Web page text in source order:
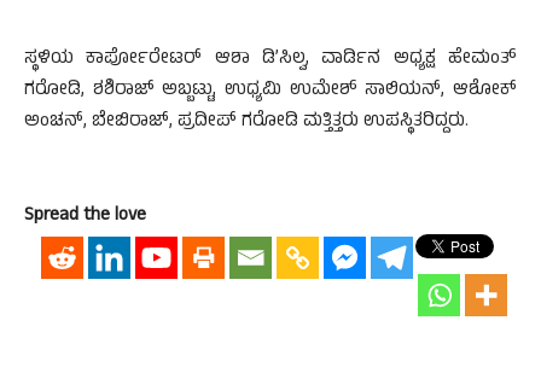
ಸ್ಥಳಿಯ ಕಾರ್ಪೋರೇಟರ್ ಆಶಾ ಡಿ’ಸಿಲ್ವ, ವಾರ್ಡಿನ ಅಧ್ಯಕ್ಷ ಹೇಮಂತ್
ಗರೋಡಿ, ಶಶಿರಾಜ್ ಅಬ್ಬಟ್ಟು, ಉಧ್ಯಮಿ ಉಮೇಶ್ ಸಾಲಿಯನ್, ಆಶೋಕ್
ಅಂಚನ್, ಬೇಬಿರಾಜ್, ಪ್ರದೀಪ್ ಗರೋಡಿ ಮತ್ತಿತ್ತರು ಉಪಸ್ಥಿತರಿದ್ದರು.
Spread the love